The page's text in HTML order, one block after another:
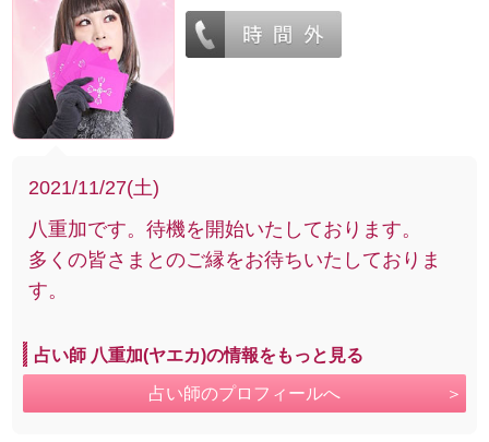
2021/11/27(土)
八重加です。待機を開始いたしております。
多くの皆さまとのご縁をお待ちいたしておりま
す。
占い師 八重加(ヤエカ)の情報をもっと見る
占い師のプロフィールへ